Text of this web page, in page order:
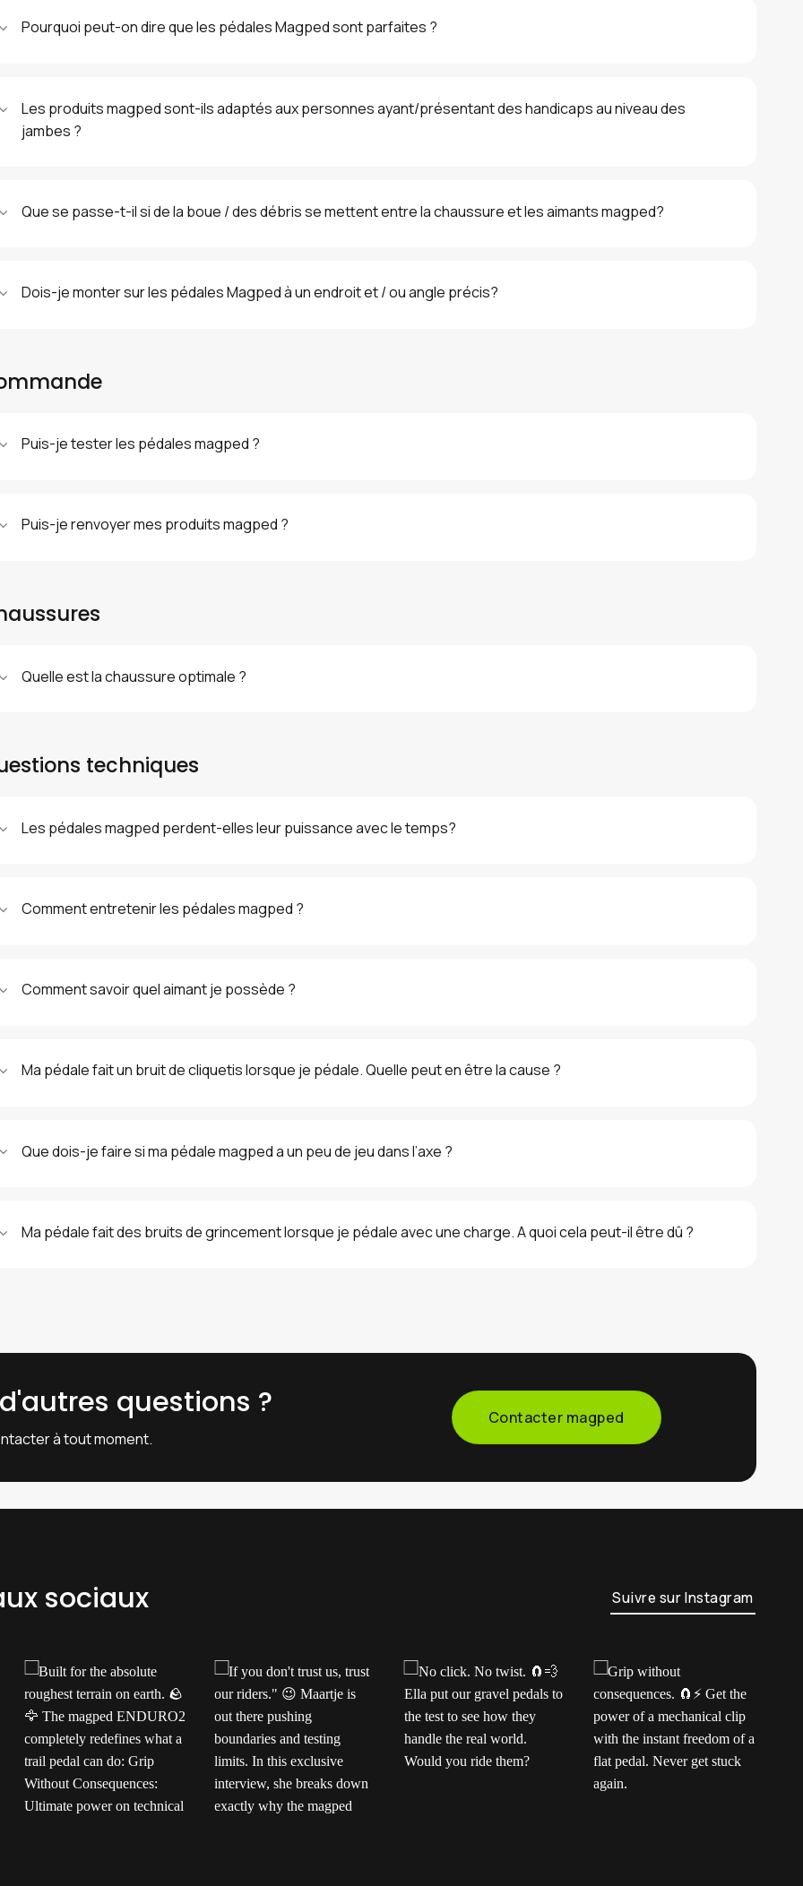
Pourquoi peut-on dire que les pédales Magped sont parfaites ?
Les produits magped sont-ils adaptés aux personnes ayant/présentant des handicaps au niveau des
jambes ?
Que se passe-t-il si de la boue / des débris se mettent entre la chaussure et les aimants magped?
Dois-je monter sur les pédales Magped à un endroit et / ou angle précis?
Puis-je tester les pédales magped ?
Puis-je renvoyer mes produits magped ?
Quelle est la chaussure optimale ?
techniques
Les pédales magped perdent-elles leur puissance avec le temps?
Comment entretenir les pédales magped ?
Comment savoir quel aimant je possède ?
Ma pédale fait un bruit de cliquetis lorsque je pédale. Quelle peut en être la cause ?
Que dois-je faire si ma pédale magped a un peu de jeu dans l’axe ?
Ma pédale fait des bruits de grincement lorsque je pédale avec une charge. A quoi cela peut-il être dû ?
questions ?
à tout moment.
Contacter magped
sociaux Suivre sur Instagram